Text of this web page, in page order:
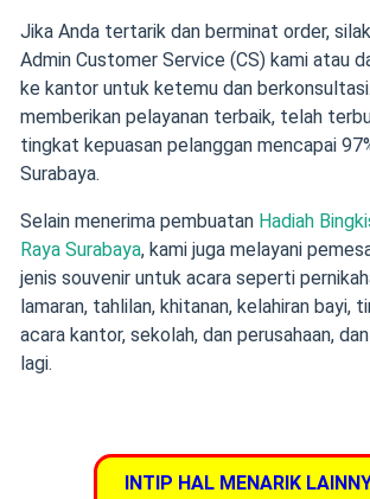
Jika Anda tertarik dan berminat order,
Admin Customer Service (CS) kami atau
ke kantor untuk ketemu dan
memberikan pelayanan terbaik, telah
tingkat kepuasan pelanggan mencapai
Surabaya.
Selain menerima pembuatan Hadiah
Raya Surabaya, kami juga melayani
jenis souvenir untuk acara seperti
lamaran, tahlilan, khitanan, kelahiran bayi,
acara kantor, sekolah, dan perusahaan,
lagi.
INTIP HAL MENARIK